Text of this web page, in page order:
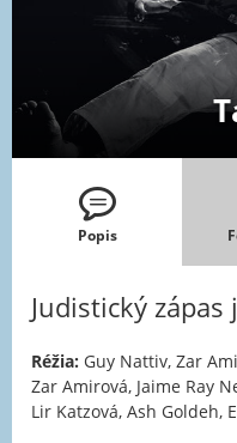
Popis
Judistický
Réžia: Guy Nattiv, Zar
Zar Amirová, Jaime Ray
Lir Katzová, Ash Goldeh,